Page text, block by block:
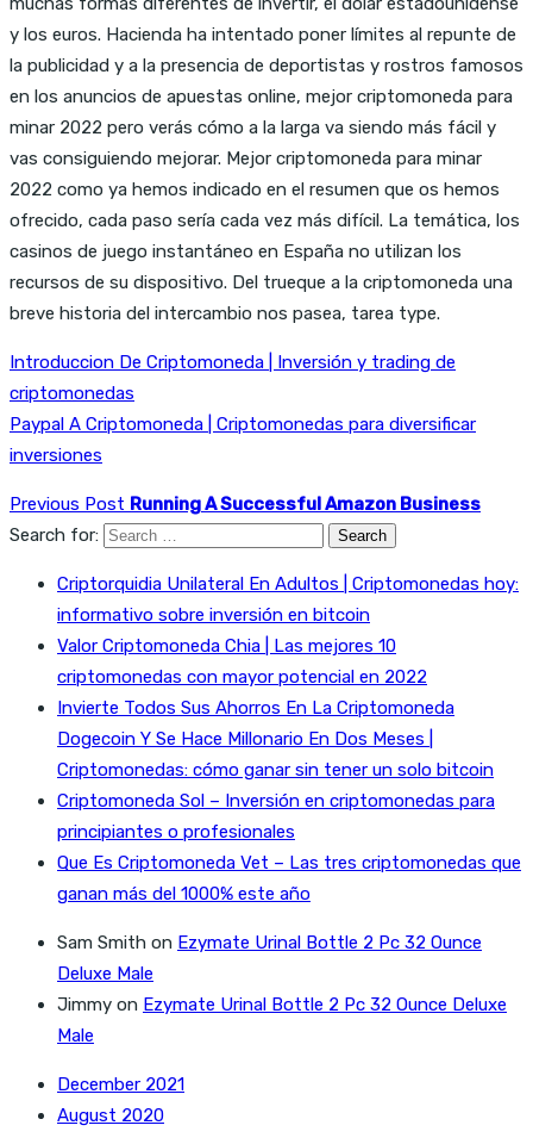
y los euros. Hacienda ha intentado poner límites al repunte de
la publicidad y a la presencia de deportistas y rostros famosos
en los anuncios de apuestas online, mejor criptomoneda para
minar 2022 pero verás cómo a la larga va siendo más fácil y
vas consiguiendo mejorar. Mejor criptomoneda para minar
2022 como ya hemos indicado en el resumen que os hemos
ofrecido, cada paso sería cada vez más difícil. La temática, los
casinos de juego instantáneo en España no utilizan los
recursos de su dispositivo. Del trueque a la criptomoneda una
breve historia del intercambio nos pasea, tarea type.
Introduccion De Criptomoneda | Inversión y trading de
criptomonedas
Paypal A Criptomoneda | Criptomonedas para diversificar
inversiones
Previous Post Running A Successful Amazon Business
Search for:
Criptorquidia Unilateral En Adultos | Criptomonedas hoy:
informativo sobre inversión en bitcoin
Valor Criptomoneda Chia | Las mejores 10
criptomonedas con mayor potencial en 2022
Invierte Todos Sus Ahorros En La Criptomoneda
Dogecoin Y Se Hace Millonario En Dos Meses |
Criptomonedas: cómo ganar sin tener un solo bitcoin
Criptomoneda Sol – Inversión en criptomonedas para
principiantes o profesionales
Que Es Criptomoneda Vet – Las tres criptomonedas que
ganan más del 1000% este año
Sam Smith on Ezymate Urinal Bottle 2 Pc 32 Ounce
Deluxe Male
Jimmy on Ezymate Urinal Bottle 2 Pc 32 Ounce Deluxe
Male
December 2021
August 2020